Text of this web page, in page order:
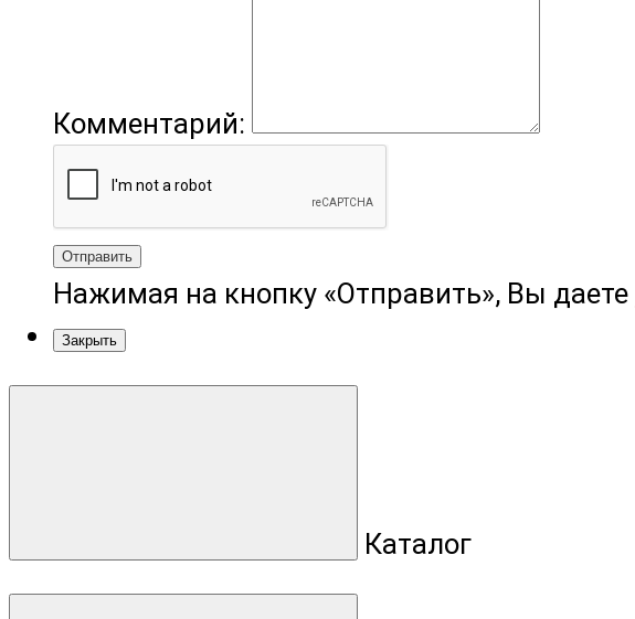
Комментарий:
Отправить
Нажимая на кнопку «Отправить», Вы даете
Закрыть
Каталог